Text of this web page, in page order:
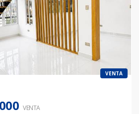
VENTA
VENTA